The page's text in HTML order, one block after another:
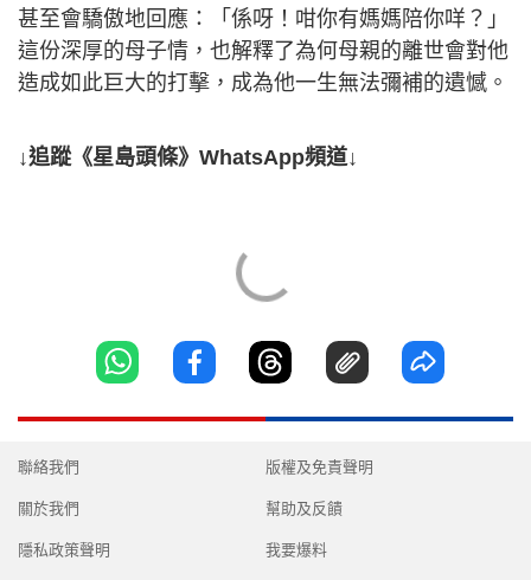
甚至會驕傲地回應：「係呀！咁你有媽媽陪你咩？」
這份深厚的母子情，也解釋了為何母親的離世會對他
造成如此巨大的打擊，成為他一生無法彌補的遺憾。
↓追蹤《星島頭條》WhatsApp頻道↓
聯絡我們
關於我們
隱私政策聲明
版權及免責聲明
幫助及反饋
我要爆料